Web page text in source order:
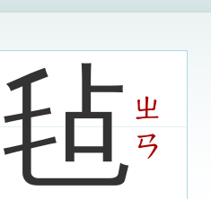
搜
圖
搜
毡ㄓ
ㄢ